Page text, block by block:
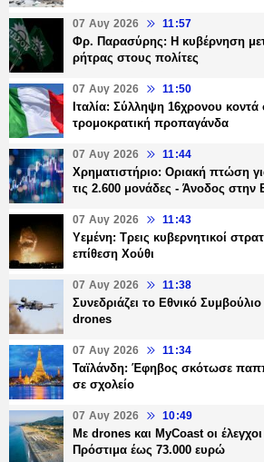
07 Αυγ 2026 11:57
Φρ. Παρασύρης: Η κυβέρνηση
ρήτρας στους πολίτες
07 Αυγ 2026 11:50
Ιταλία: Σύλληψη 16χρονου
τρομοκρατική προπαγάνδα
07 Αυγ 2026 11:44
Χρηματιστήριο: Οριακή πτώση
τις 2.600 μονάδες - Άνοδος
07 Αυγ 2026 11:43
Υεμένη: Τρεις κυβερνητικοί
επίθεση Χούθι
07 Αυγ 2026 11:38
Συνεδριάζει το Εθνικό
drones
07 Αυγ 2026 11:34
Ταϊλάνδη: Έφηβος σκότωσε
σε σχολείο
07 Αυγ 2026 10:49
Με drones και MyCoast οι
Πρόστιμα έως 73.000 ευρώ